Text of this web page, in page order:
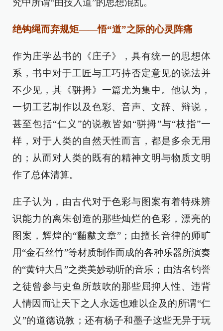
究中所谓“由技入道”的思想混乱。
绝钩绳而弃规矩——悟“道”之际的心灵阵痛
作为庄学丛书的《庄子》，具有统一的思想体
系，书中对于工匠与工巧持否定意见的说法并
不少见，其《骈拇》一篇尤为集中。他认为，
一切工艺制作以及色彩、音声、文辞、辩说，
甚至包括“仁义”的说教皆如“骈拇”与“枝指”一
样，对于人类的自然天性而言，都是多余无用
的；从而对人类的既有的精神文明与物质文明
作了总体清算。
庄子认为，由古代对于色彩与图案有着特殊辨
识能力的离朱创造的那些灿烂的色彩，漂亮的
图案，辉煌的“黼黻文章”；由擅长音律的师旷
用“金石丝竹”等材质制作而成的各种乐器所演奏
的“黄钟大吕”之类美妙动听的音乐；由沽名钓誉
之徒曾参与史鱼所鼓吹的那些屈抑人性、违背
人情因而让天下之人永远也难以企及的所谓“仁
义”的道德说教；还有杨子和墨子这些无异于玩